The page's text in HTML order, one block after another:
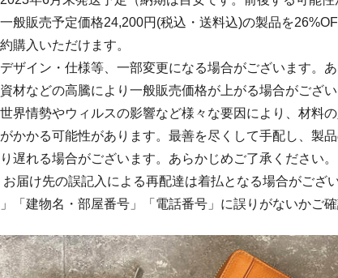
般販売予定価格24,200円(税込・送料込)の製品を
購入いただけます。
ザイン・仕様等、一部変更になる場合がございます。あ
材などの高騰により一般販売価格が上がる場合がござい
界情勢やウィルスの影響など様々な要因により、材料
かかる可能性があります。最善を尽くして手配し、製
遅れる場合がございます。あらかじめご了承ください。
届け先の誤記入による再配達は着払となる場合がござ
「建物名・部屋番号」「電話番号」に誤りがないかご確